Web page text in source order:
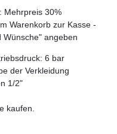
Mehrpreis 30%
Warenkorb zur Kasse -
Wünsche" angeben
6 bar
der Verkleidung
1/2"
kaufen.